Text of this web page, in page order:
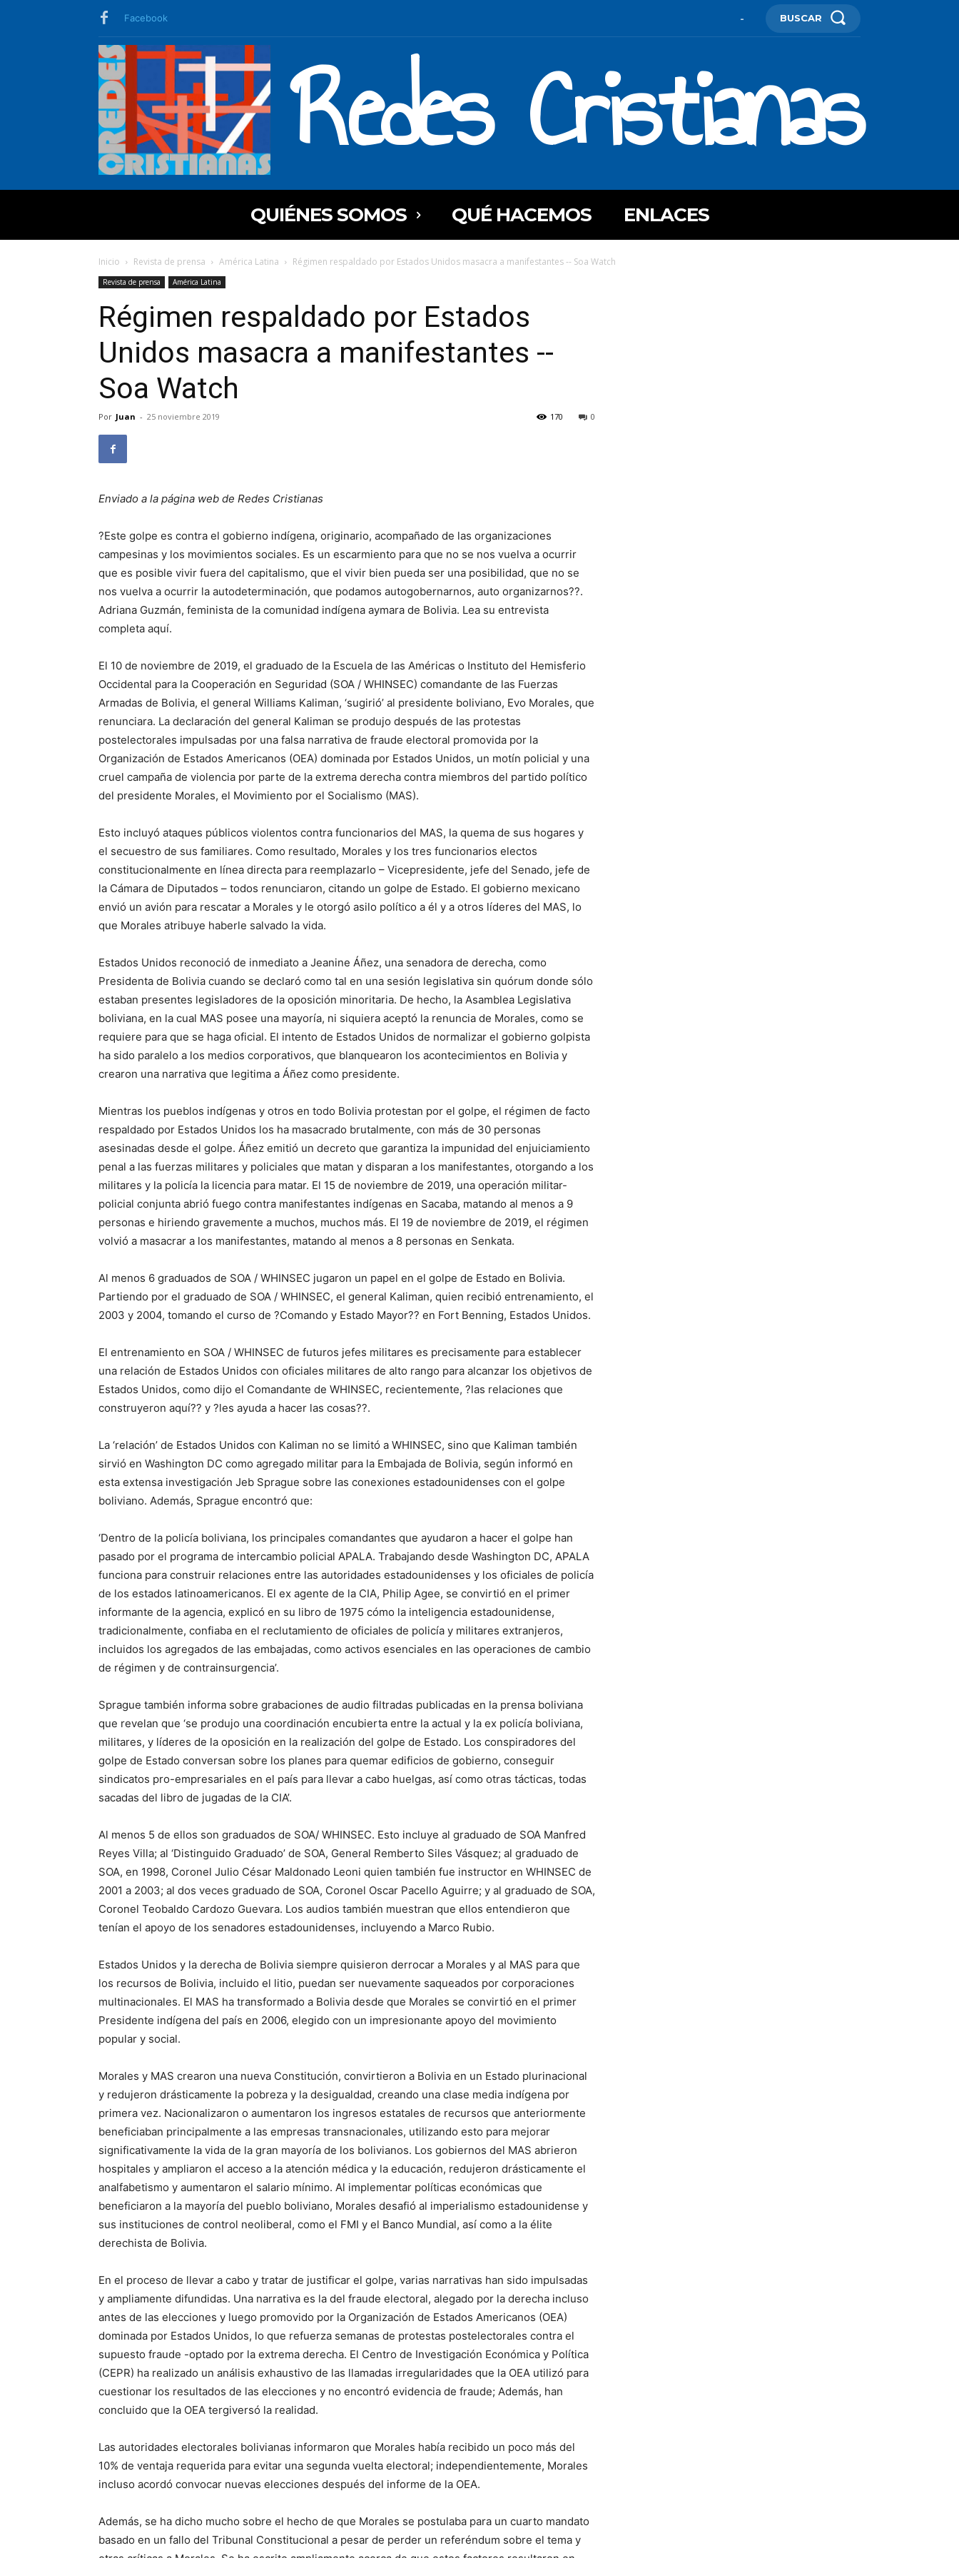
Facebook - BUSCAR
Redes Cristianas
QUIÉNES SOMOS QUÉ HACEMOS ENLACES
Inicio Revista de prensa América Latina Régimen respaldado por Estados Unidos masacra a manifestantes -- Soa Watch
Revista de prensa América Latina
Régimen respaldado por Estados
Unidos masacra a manifestantes --
Soa Watch
Por Juan - 25 noviembre 2019 0
170
Enviado a la página web de Redes Cristianas
?Este golpe es contra el gobierno indígena, originario, acompañado de las organizaciones
campesinas y los movimientos sociales. Es un escarmiento para que no se nos vuelva a ocurrir
que es posible vivir fuera del capitalismo, que el vivir bien pueda ser una posibilidad, que no se
nos vuelva a ocurrir la autodeterminación, que podamos autogobernarnos, auto organizarnos??.
Adriana Guzmán, feminista de la comunidad indígena aymara de Bolivia. Lea su entrevista
completa aquí.
El 10 de noviembre de 2019, el graduado de la Escuela de las Américas o Instituto del Hemisferio
Occidental para la Cooperación en Seguridad (SOA / WHINSEC) comandante de las Fuerzas
Armadas de Bolivia, el general Williams Kaliman, ‘sugirió’ al presidente boliviano, Evo Morales, que
renunciara. La declaración del general Kaliman se produjo después de las protestas
postelectorales impulsadas por una falsa narrativa de fraude electoral promovida por la
Organización de Estados Americanos (OEA) dominada por Estados Unidos, un motín policial y una
cruel campaña de violencia por parte de la extrema derecha contra miembros del partido político
del presidente Morales, el Movimiento por el Socialismo (MAS).
Esto incluyó ataques públicos violentos contra funcionarios del MAS, la quema de sus hogares y
el secuestro de sus familiares. Como resultado, Morales y los tres funcionarios electos
constitucionalmente en línea directa para reemplazarlo – Vicepresidente, jefe del Senado, jefe de
la Cámara de Diputados – todos renunciaron, citando un golpe de Estado. El gobierno mexicano
envió un avión para rescatar a Morales y le otorgó asilo político a él y a otros líderes del MAS, lo
que Morales atribuye haberle salvado la vida.
Estados Unidos reconoció de inmediato a Jeanine Áñez, una senadora de derecha, como
Presidenta de Bolivia cuando se declaró como tal en una sesión legislativa sin quórum donde sólo
estaban presentes legisladores de la oposición minoritaria. De hecho, la Asamblea Legislativa
boliviana, en la cual MAS posee una mayoría, ni siquiera aceptó la renuncia de Morales, como se
requiere para que se haga oficial. El intento de Estados Unidos de normalizar el gobierno golpista
ha sido paralelo a los medios corporativos, que blanquearon los acontecimientos en Bolivia y
crearon una narrativa que legitima a Áñez como presidente.
Mientras los pueblos indígenas y otros en todo Bolivia protestan por el golpe, el régimen de facto
respaldado por Estados Unidos los ha masacrado brutalmente, con más de 30 personas
asesinadas desde el golpe. Áñez emitió un decreto que garantiza la impunidad del enjuiciamiento
penal a las fuerzas militares y policiales que matan y disparan a los manifestantes, otorgando a los
militares y la policía la licencia para matar. El 15 de noviembre de 2019, una operación militar-
policial conjunta abrió fuego contra manifestantes indígenas en Sacaba, matando al menos a 9
personas e hiriendo gravemente a muchos, muchos más. El 19 de noviembre de 2019, el régimen
volvió a masacrar a los manifestantes, matando al menos a 8 personas en Senkata.
Al menos 6 graduados de SOA / WHINSEC jugaron un papel en el golpe de Estado en Bolivia.
Partiendo por el graduado de SOA / WHINSEC, el general Kaliman, quien recibió entrenamiento, el
2003 y 2004, tomando el curso de ?Comando y Estado Mayor?? en Fort Benning, Estados Unidos.
El entrenamiento en SOA / WHINSEC de futuros jefes militares es precisamente para establecer
una relación de Estados Unidos con oficiales militares de alto rango para alcanzar los objetivos de
Estados Unidos, como dijo el Comandante de WHINSEC, recientemente, ?las relaciones que
construyeron aquí?? y ?les ayuda a hacer las cosas??.
La ‘relación’ de Estados Unidos con Kaliman no se limitó a WHINSEC, sino que Kaliman también
sirvió en Washington DC como agregado militar para la Embajada de Bolivia, según informó en
esta extensa investigación Jeb Sprague sobre las conexiones estadounidenses con el golpe
boliviano. Además, Sprague encontró que:
‘Dentro de la policía boliviana, los principales comandantes que ayudaron a hacer el golpe han
pasado por el programa de intercambio policial APALA. Trabajando desde Washington DC, APALA
funciona para construir relaciones entre las autoridades estadounidenses y los oficiales de policía
de los estados latinoamericanos. El ex agente de la CIA, Philip Agee, se convirtió en el primer
informante de la agencia, explicó en su libro de 1975 cómo la inteligencia estadounidense,
tradicionalmente, confiaba en el reclutamiento de oficiales de policía y militares extranjeros,
incluidos los agregados de las embajadas, como activos esenciales en las operaciones de cambio
de régimen y de contrainsurgencia’.
Sprague también informa sobre grabaciones de audio filtradas publicadas en la prensa boliviana
que revelan que ‘se produjo una coordinación encubierta entre la actual y la ex policía boliviana,
militares, y líderes de la oposición en la realización del golpe de Estado. Los conspiradores del
golpe de Estado conversan sobre los planes para quemar edificios de gobierno, conseguir
sindicatos pro-empresariales en el país para llevar a cabo huelgas, así como otras tácticas, todas
sacadas del libro de jugadas de la CIA’.
Al menos 5 de ellos son graduados de SOA/ WHINSEC. Esto incluye al graduado de SOA Manfred
Reyes Villa; al ‘Distinguido Graduado’ de SOA, General Remberto Siles Vásquez; al graduado de
SOA, en 1998, Coronel Julio César Maldonado Leoni quien también fue instructor en WHINSEC de
2001 a 2003; al dos veces graduado de SOA, Coronel Oscar Pacello Aguirre; y al graduado de SOA,
Coronel Teobaldo Cardozo Guevara. Los audios también muestran que ellos entendieron que
tenían el apoyo de los senadores estadounidenses, incluyendo a Marco Rubio.
Estados Unidos y la derecha de Bolivia siempre quisieron derrocar a Morales y al MAS para que
los recursos de Bolivia, incluido el litio, puedan ser nuevamente saqueados por corporaciones
multinacionales. El MAS ha transformado a Bolivia desde que Morales se convirtió en el primer
Presidente indígena del país en 2006, elegido con un impresionante apoyo del movimiento
popular y social.
Morales y MAS crearon una nueva Constitución, convirtieron a Bolivia en un Estado plurinacional
y redujeron drásticamente la pobreza y la desigualdad, creando una clase media indígena por
primera vez. Nacionalizaron o aumentaron los ingresos estatales de recursos que anteriormente
beneficiaban principalmente a las empresas transnacionales, utilizando esto para mejorar
significativamente la vida de la gran mayoría de los bolivianos. Los gobiernos del MAS abrieron
hospitales y ampliaron el acceso a la atención médica y la educación, redujeron drásticamente el
analfabetismo y aumentaron el salario mínimo. Al implementar políticas económicas que
beneficiaron a la mayoría del pueblo boliviano, Morales desafió al imperialismo estadounidense y
sus instituciones de control neoliberal, como el FMI y el Banco Mundial, así como a la élite
derechista de Bolivia.
En el proceso de llevar a cabo y tratar de justificar el golpe, varias narrativas han sido impulsadas
y ampliamente difundidas. Una narrativa es la del fraude electoral, alegado por la derecha incluso
antes de las elecciones y luego promovido por la Organización de Estados Americanos (OEA)
dominada por Estados Unidos, lo que refuerza semanas de protestas postelectorales contra el
supuesto fraude -optado por la extrema derecha. El Centro de Investigación Económica y Política
(CEPR) ha realizado un análisis exhaustivo de las llamadas irregularidades que la OEA utilizó para
cuestionar los resultados de las elecciones y no encontró evidencia de fraude; Además, han
concluido que la OEA tergiversó la realidad.
Las autoridades electorales bolivianas informaron que Morales había recibido un poco más del
10% de ventaja requerida para evitar una segunda vuelta electoral; independientemente, Morales
incluso acordó convocar nuevas elecciones después del informe de la OEA.
Además, se ha dicho mucho sobre el hecho de que Morales se postulaba para un cuarto mandato
basado en un fallo del Tribunal Constitucional a pesar de perder un referéndum sobre el tema y